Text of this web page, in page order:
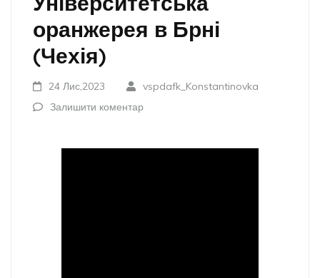
оранжерея в Брні
(Чехія)
24 Лис,2023
vspdafk_Konstantinovka
Залишити коментар